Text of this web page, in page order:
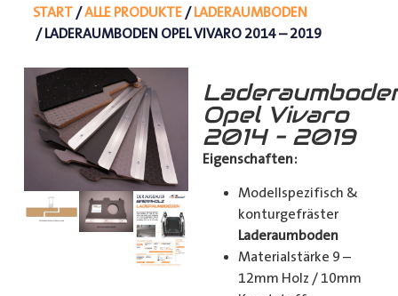
START/ALLE PRODUKTE/LADERAUMBODEN
/ LADERAUMBODEN OPEL VIVARO 2014 – 2019
Opel Vivaro
2014 – 2019
Eigenschaften:
Modellspezifisch &
konturgefräster
Laderaumboden
Materialstärke 9 –
12mm Holz / 10mm